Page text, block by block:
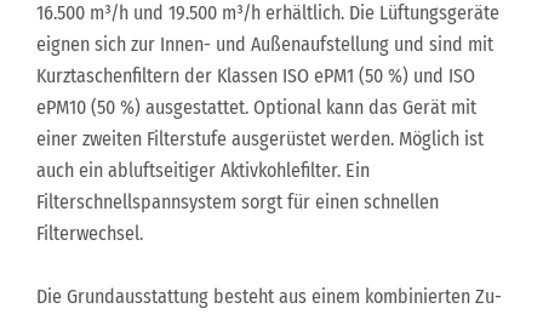
16.500 m³/h und 19.500 m³/h erhältlich. Die Lüftungsgeräte
eignen sich zur Innen- und Außenaufstellung und sind mit
Kurztaschenfiltern der Klassen ISO ePM1 (50 %) und ISO
ePM10 (50 %) ausgestattet. Optional kann das Gerät mit
einer zweiten Filterstufe ausgerüstet werden. Möglich ist
auch ein abluftseitiger Aktivkohlefilter. Ein
Filterschnellspannsystem sorgt für einen schnellen
Filterwechsel.
Die Grundausstattung besteht aus einem kombinierten Zu-